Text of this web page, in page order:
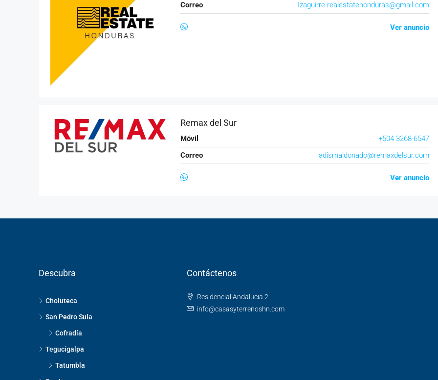
Correo
Izaguirre.realestatehonduras@gmail.com
Ver anuncio
Remax del Sur
Móvil
+504 3268-6547
Correo
adismaldonado@remaxdelsur.com
Ver anuncio
Descubra
Choluteca
San Pedro Sula
Cofradía
Tegucigalpa
Tatumbla
Contáctenos
Residencial Andalucia 2
info@casasyterrenoshn.com